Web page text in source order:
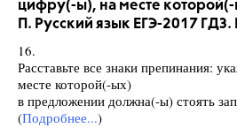
цифру(-ы), на месте
П. Русский язык ЕГЭ-2017 ГДЗ.
16.
Расставьте все знаки препинания:
месте которой(-ых)
в предложении должна(-ы) стоять
(Подробнее...)